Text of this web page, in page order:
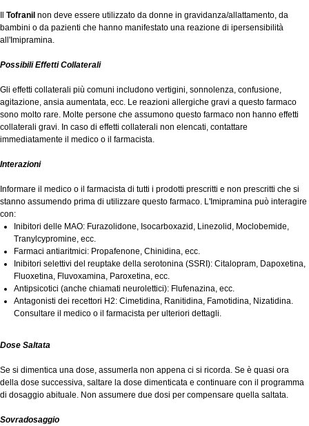
Tofranil non deve essere utilizzato da donne in gravidanza/allattamento, da
bambini o da pazienti che hanno manifestato una reazione di ipersensibilità
all'Imipramina.
Possibili Effetti Collaterali
Gli effetti collaterali più comuni includono vertigini, sonnolenza, confusione,
agitazione, ansia aumentata, ecc. Le reazioni allergiche gravi a questo farmaco
sono molto rare. Molte persone che assumono questo farmaco non hanno effetti
collaterali gravi. In caso di effetti collaterali non elencati, contattare
immediatamente il medico o il farmacista.
Interazioni
Informare il medico o il farmacista di tutti i prodotti prescritti e non prescritti che si
stanno assumendo prima di utilizzare questo farmaco. L'Imipramina può interagire
con:
Inibitori delle MAO: Furazolidone, Isocarboxazid, Linezolid, Moclobemide,
Tranylcypromine, ecc.
Farmaci antiaritmici: Propafenone, Chinidina, ecc.
Inibitori selettivi del reuptake della serotonina (SSRI): Citalopram, Dapoxetina,
Fluoxetina, Fluvoxamina, Paroxetina, ecc.
Antipsicotici (anche chiamati neurolettici): Flufenazina, ecc.
Antagonisti dei recettori H2: Cimetidina, Ranitidina, Famotidina, Nizatidina.
Consultare il medico o il farmacista per ulteriori dettagli.
Dose Saltata
Se si dimentica una dose, assumerla non appena ci si ricorda. Se è quasi ora
della dose successiva, saltare la dose dimenticata e continuare con il programma
di dosaggio abituale. Non assumere due dosi per compensare quella saltata.
Sovradosaggio